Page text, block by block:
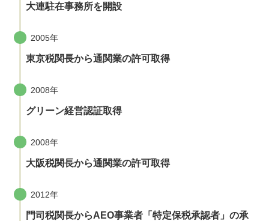
大連駐在事務所を開設
2005年
東京税関長から通関業の許可取得
2008年
グリーン経営認証取得
2008年
大阪税関長から通関業の許可取得
2012年
門司税関長からAEO事業者「特定保税承認者」の承